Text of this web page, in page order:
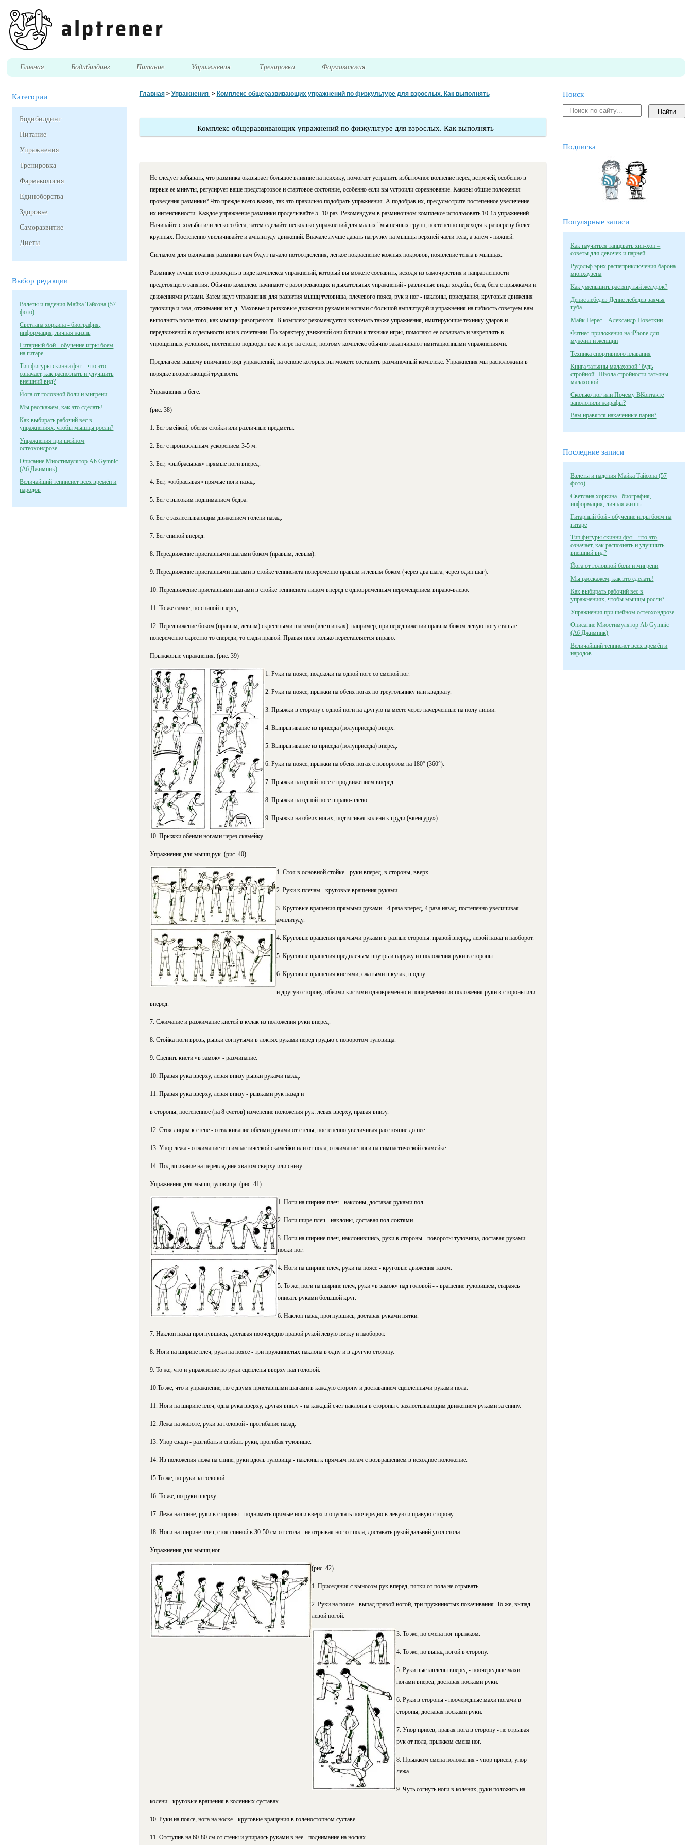
Главная Бодибилдинг Питание Упражнения Тренировка Фармакология
Категории
Бодибилдинг
Питание
Упражнения
Тренировка
Фармакология
Единоборства
Здоровье
Саморазвитие
Диеты
Выбор редакции
Взлеты и падения Майка Тайсона (57
фото)
Светлана хоркина - биография,
информация, личная жизнь
Гитарный бой - обучение игры боем
на гитаре
Тип фигуры скинни фэт – что это
означает, как распознать и улучшить
внешний вид?
Йога от головной боли и мигрени
Мы расскажем, как это сделать!
Как выбирать рабочий вес в
упражнениях, чтобы мышцы росли?
Упражнения при шейном
остеохондрозе
Описание Миостимулятор Ab Gymnic
(Аб Джимник)
Величайший теннисист всех времён и
народов
Главная> Упражнения > Комплекс общеразвивающих упражнений по физкультуре для взрослых. Как выполнять
Комплекс общеразвивающих упражнений по физкультуре для взрослых. Как выполнять
Не следует забывать, что разминка оказывает большое влияние на психику, помогает устранить избыточное волнение перед встречей, особенно в
первые ее минуты, регулирует ваше предстартовое и стартовое состояние, особенно если вы устроили соревнование. Каковы общие положения
проведения разминки? Что прежде всего важно, так это правильно подобрать упражнения. А подобрав их, предусмотрите постепенное увеличение
их интенсивности. Каждое упражнение разминки проделывайте 5- 10 раз. Рекомендуем в разминочном комплексе использовать 10-15 упражнений.
Начинайте с ходьбы или легкого бега, затем сделайте несколько упражнений для малых "мышечных групп, постепенно переходя к разогреву более
крупных. Постепенно увеличивайте и амплитуду движений. Вначале лучше давать нагрузку на мышцы верхней части тела, а затем - нижней.
Сигналом для окончания разминки вам будут начало потоотделения, легкое покраснение кожных покровов, появление тепла в мышцах.
Разминку лучше всего проводить в виде комплекса упражнений, который вы можете составить, исходя из самочувствия и направленности
предстоящего занятия. Обычно комплекс начинают с разогревающих и дыхательных упражнений - различные виды ходьбы, бега, бега с прыжками и
движениями руками. Затем идут упражнения для развития мышц туловища, плечевого пояса, рук и ног - наклоны, приседания, круговые движения
туловища и таза, отжимания и т. д. Маховые и рывковые движения руками и ногами с большой амплитудой и упражнения на гибкость советуем вам
выполнять после того, как мышцы разогреются. В комплекс рекомендуется включать также упражнения, имитирующие технику ударов и
передвижений в отдельности или в сочетании. По характеру движений они близки к технике игры, помогают ее осваивать и закреплять в
упрощенных условиях, постепенно подводят вас к игре на столе, поэтому комплекс обычно заканчивают имитационными упражнениями.
Предлагаем вашему вниманию ряд упражнений, на основе которых вы можете составить разминочный комплекс. Упражнения мы расположили в
порядке возрастающей трудности.
Упражнения в беге.
(рис. 38)
1. Бег змейкой, обегая стойки или различные предметы.
2. Бег с произвольным ускорением 3-5 м.
3. Бег, «выбрасывая» прямые ноги вперед.
4. Бег, «отбрасывая» прямые ноги назад.
5. Бег с высоким подниманием бедра.
6. Бег с захлестывающим движением голени назад.
7. Бег спиной вперед.
8. Передвижение приставными шагами боком (правым, левым).
9. Передвижение приставными шагами в стойке теннисиста попеременно правым и левым боком (через два шага, через один шаг).
10. Передвижение приставными шагами в стойке теннисиста лицом вперед с одновременным перемещением вправо-влево.
11. То же самое, но спиной вперед.
12. Передвижение боком (правым, левым) скрестными шагами («лезгинка»): например, при передвижении правым боком левую ногу ставьте
попеременно скрестно то спереди, то сзади правой. Правая нога только переставляется вправо.
Прыжковые упражнения. (рис. 39)
1. Руки на поясе, подскоки на одной ноге со сменой ног.
2. Руки на поясе, прыжки на обеих ногах по треугольнику или квадрату.
3. Прыжки в сторону с одной ноги на другую на месте через начерченные на полу линии.
4. Выпрыгивание из приседа (полуприседа) вверх.
5. Выпрыгивание из приседа (полуприседа) вперед.
6. Руки на поясе, прыжки на обеих ногах с поворотом на 180° (360°).
7. Прыжки на одной ноге с продвижением вперед.
8. Прыжки на одной ноге вправо-влево.
9. Прыжки на обеих ногах, подтягивая колени к груди («кенгуру»).
10. Прыжки обеими ногами через скамейку.
Упражнения для мышц рук. (рис. 40)
1. Стоя в основной стойке - руки вперед, в стороны, вверх.
2. Руки к плечам - круговые вращения руками.
3. Круговые вращения прямыми руками - 4 раза вперед, 4 раза назад, постепенно увеличивая
амплитуду.
4. Круговые вращения прямыми руками в разные стороны: правой вперед, левой назад и наоборот.
5. Круговые вращения предплечьем внутрь и наружу из положения руки в стороны.
6. Круговые вращения кистями, сжатыми в кулак, в одну
и другую сторону, обеими кистями одновременно и попеременно из положения руки в стороны или
вперед.
7. Сжимание и разжимание кистей в кулак из положения руки вперед.
8. Стойка ноги врозь, рывки согнутыми в локтях руками перед грудью с поворотом туловища.
9. Сцепить кисти «в замок» - разминание.
10. Правая рука вверху, левая внизу рывки руками назад.
11. Правая рука вверху, левая внизу - рывками рук назад и
в стороны, постепенное (на 8 счетов) изменение положения рук: левая вверху, правая внизу.
12. Стоя лицом к стене - отталкивание обеими руками от стены, постепенно увеличивая расстояние до нее.
13. Упор лежа - отжимание от гимнастической скамейки или от пола, отжимание ноги на гимнастической скамейке.
14. Подтягивание на перекладине хватом сверху или снизу.
Упражнения для мышц туловища. (рис. 41)
1. Ноги на ширине плеч - наклоны, доставая руками пол.
2. Ноги шире плеч - наклоны, доставая пол локтями.
3. Ноги на ширине плеч, наклонившись, руки в стороны - повороты туловища, доставая руками
носки ног.
4. Ноги на ширине плеч, руки на поясе - круговые движения тазом.
5. То же, ноги на ширине плеч, руки «в замок» над головой - - вращение туловищем, стараясь
описать руками большой круг.
6. Наклон назад прогнувшись, доставая руками пятки.
7. Наклон назад прогнувшись, доставая поочередно правой рукой левую пятку и наоборот.
8. Ноги на ширине плеч, руки на поясе - три пружинистых наклона в одну и в другую сторону.
9. То же, что и упражнение но руки сцеплены вверху над головой.
10.То же, что и упражнение, но с двумя приставными шагами в каждую сторону и доставанием сцепленными руками пола.
11. Ноги на ширине плеч, одна рука вверху, другая внизу - на каждый счет наклоны в стороны с захлестывающим движением руками за спину.
12. Лежа на животе, руки за головой - прогибание назад.
13. Упор сзади - разгибать и сгибать руки, прогибая туловище.
14. Из положения лежа на спине, руки вдоль туловища - наклоны к прямым ногам с возвращением в исходное положение.
15.То же, но руки за головой.
16. То же, но руки вверху.
17. Лежа на спине, руки в стороны - поднимать прямые ноги вверх и опускать поочередно в левую и правую сторону.
18. Ноги на ширине плеч, стоя спиной в 30-50 см от стола - не отрывая ног от пола, доставать рукой дальний угол стола.
Упражнения для мышц ног.
(рис. 42)
1. Приседания с выносом рук вперед, пятки от пола не отрывать.
2. Руки на поясе - выпад правой ногой, три пружинистых покачивания. То же, выпад
левой ногой.
3. То же, но смена ног прыжком.
4. То же, но выпад ногой в сторону.
5. Руки выставлены вперед - поочередные махи
ногами вперед, доставая носками руки.
6. Руки в стороны - поочередные махи ногами в
стороны, доставая носками руки.
7. Упор присев, правая нога в сторону - не отрывая
рук от пола, прыжком смена ног.
8. Прыжком смена положения - упор присев, упор
лежа.
9. Чуть согнуть ноги в коленях, руки положить на
колени - круговые вращения в коленных суставах.
10. Руки на поясе, нога на носке - круговые вращения в голеностопном суставе.
11. Отступив на 60-80 см от стены и упираясь руками в нее - поднимание на носках.
Поиск
Подписка
Популярные записи
Как научиться танцевать хип-хоп –
советы для девочек и парней
Рудольф эрих распеприключения барона
мюнхаузена
Как уменьшить растянутый желудок?
Денис лебедев Денис лебедев заячья
губа
Майк Перес – Александр Поветкин
Фитнес-приложения на iPhone для
мужчин и женщин
Техника спортивного плавания
Книга татьяны малаховой "будь
стройной" Школа стройности татьяны
малаховой
Сколько ног или Почему ВКонтакте
заполонили жирафы?
Вам нравятся накаченные парни?
Последние записи
Взлеты и падения Майка Тайсона (57
фото)
Светлана хоркина - биография,
информация, личная жизнь
Гитарный бой - обучение игры боем на
гитаре
Тип фигуры скинни фэт – что это
означает, как распознать и улучшить
внешний вид?
Йога от головной боли и мигрени
Мы расскажем, как это сделать!
Как выбирать рабочий вес в
упражнениях, чтобы мышцы росли?
Упражнения при шейном остеохондрозе
Описание Миостимулятор Ab Gymnic
(Аб Джимник)
Величайший теннисист всех времён и
народов